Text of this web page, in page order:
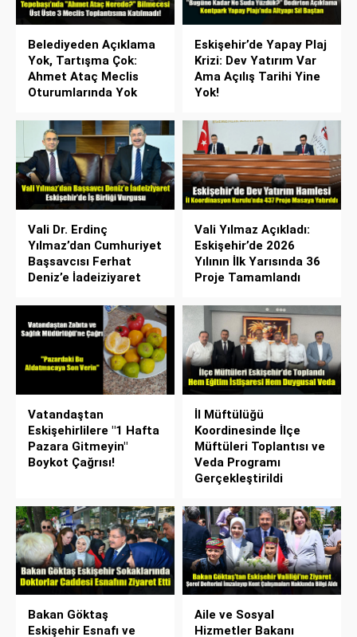
Belediyeden Açıklama
Yok, Tartışma Çok:
Ahmet Ataç Meclis
Oturumlarında Yok
Eskişehir’de Yapay Plaj
Krizi: Dev Yatırım Var
Ama Açılış Tarihi Yine
Yok!
Vali Dr. Erdinç
Yılmaz’dan Cumhuriyet
Başsavcısı Ferhat
Deniz’e İadeiziyaret
Vali Yılmaz Açıkladı:
Eskişehir’de 2026
Yılının İlk Yarısında 36
Proje Tamamlandı
Vatandaştan
Eskişehirlilere "1 Hafta
Pazara Gitmeyin"
Boykot Çağrısı!
İl Müftülüğü
Koordinesinde İlçe
Müftüleri Toplantısı ve
Veda Programı
Gerçekleştirildi
Bakan Göktaş
Eskişehir Esnafı ve
Aile ve Sosyal
Hizmetler Bakanı